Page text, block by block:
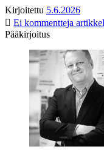
Kirjoitettu 5.6.2026
Ei kommentteja
Pääkirjoitus